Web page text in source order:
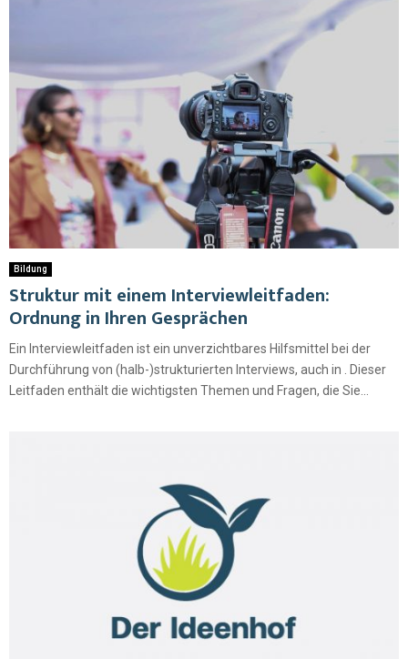
Bildung
Struktur mit einem Interviewleitfaden:
Ordnung in Ihren Gesprächen
Ein Interviewleitfaden ist ein unverzichtbares Hilfsmittel bei der
Durchführung von (halb-)strukturierten Interviews, auch in . Dieser
Leitfaden enthält die wichtigsten Themen und Fragen, die Sie...